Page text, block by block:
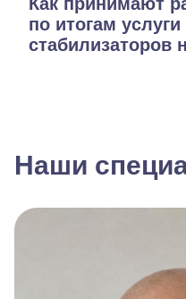
по итогам
стабилизаторов
Наши